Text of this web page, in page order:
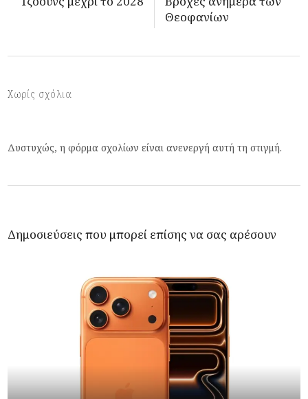
Θεοφανίων
Χωρίς σχόλια
Δυστυχώς, η φόρμα σχολίων είναι ανενεργή αυτή τη στιγμή.
Δημοσιεύσεις που μπορεί επίσης να σας αρέσουν